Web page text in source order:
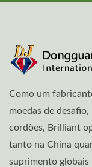
Como um
moedas de
cordões, Brilliant
tanto na China
suprimento globais